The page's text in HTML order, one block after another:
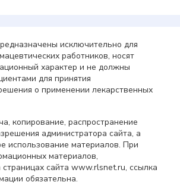
исключительно для
работников, носят
характер и не должны
для принятия
о применении лекарственных
копирование, распространение
администратора сайта, а
использование материалов. При
материалов,
сайта www.rlsnet.ru, ссылка
обязательна.